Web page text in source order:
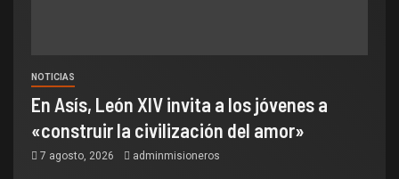
NOTICIAS
En Asís, León XIV invita a los jóvenes a
«construir la civilización del amor»
7 agosto, 2026 adminmisioneros